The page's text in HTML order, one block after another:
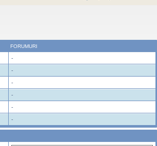
FORUMURI
-
-
-
-
-
-